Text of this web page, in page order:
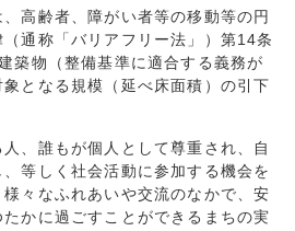
高齢者、障がい者等の移動等の円
通称「バリアフリー法」）第14条
築物（整備基準に適合する義務が
となる規模（延べ床面積）の引下
、誰もが個人として尊重され、自
等しく社会活動に参加する機会を
々なふれあいや交流のなかで、安
かに過ごすことができるまちの実